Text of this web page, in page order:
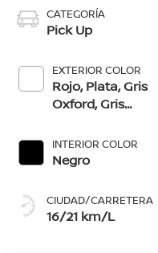
CATEGORÍA
Pick Up
EXTERIOR COLOR
Rojo, Plata, Gris
Oxford, Gris
Blanco
INTERIOR COLOR
Negro
CIUDAD/CARRETERA
16/21 km/L